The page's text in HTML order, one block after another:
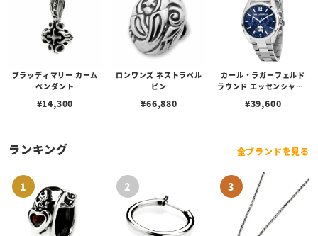
ブラッディマリー カーム
ペンダント
¥14,300
ロンワンズ ネストラペル
ピン
¥66,880
カール・ラガーフェルド
ラウンド エッセンシャル -
イコン ダイヤル シルバー
¥39,600
ランキング 全ブランドを見る